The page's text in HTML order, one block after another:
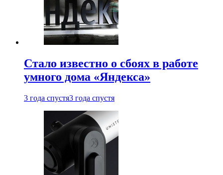
Стало известно о сбоях в работе
умного дома «Яндекса»
3 года спустя3 года спустя